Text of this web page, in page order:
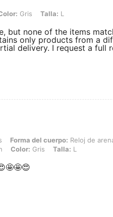
Talla: L
Gris Talla: L
but none of the items
only products from a
delivery. I request a full
cuerpo: Reloj de arena, Caderas:
Forma del cuerpo: Reloj de
Color: Gris Talla: L